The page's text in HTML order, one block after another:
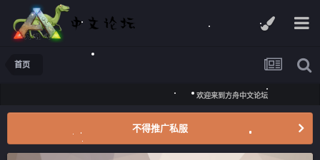
首页
欢迎来到方舟中文论坛
不得推广私服